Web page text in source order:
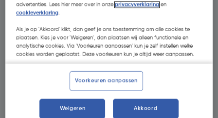
€ 9,77 | Excl. btw € 8,07
advertenties. Lees hier meer over in onzeprivacyverklaring en
cookieverklaring.
Als je op 'Akkoord' klikt, dan geef je ons toestemming om alle cookies te
plaatsen. Kies je voor 'Weigeren', dan plaatsen wij alleen functionele en
analytische cookies. Via 'Voorkeuren aanpassen' kun je zelf instellen welke
cookies worden geplaatst. Deze voorkeuren kun je altijd weer aanpassen.
Voorkeuren aanpassen
Weigeren Akkoord